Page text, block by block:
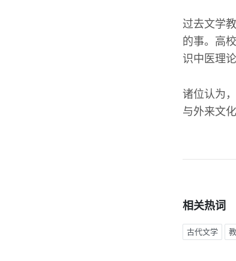
过去文学
的事。高
识中医理
诸位认为
与外来文
相关热词
古代文学